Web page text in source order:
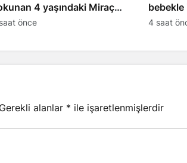
4 yaşındaki Miraç
kaybetti
önce
ziyaret
4 saat
Gerekli alanlar * ile işaretlenmişlerdir